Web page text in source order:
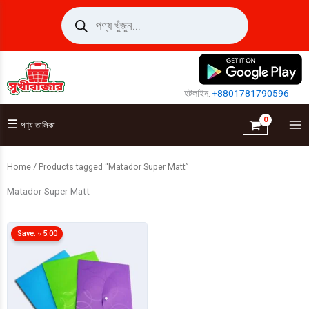
Products
search
হটলাইন:+8801781790596
☰ পণ্য তালিকা
Home / Products tagged “Matador Super Matt”
Matador Super Matt
Save: ৳ 5.00